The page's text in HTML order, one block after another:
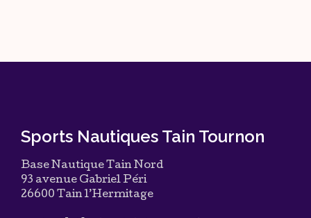
Sports Nautiques Tain Tournon
Base Nautique Tain Nord
93 avenue Gabriel Péri
26600 Tain l’Hermitage